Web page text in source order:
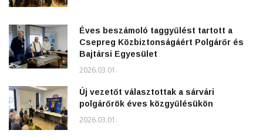
Éves beszámoló taggyűlést tartott a
Csepreg Közbiztonságáért Polgárőr és
Bajtársi Egyesület
2026.03.01.
Új vezetőt választottak a sárvári
polgárőrök éves közgyűlésükön
2026.03.01.